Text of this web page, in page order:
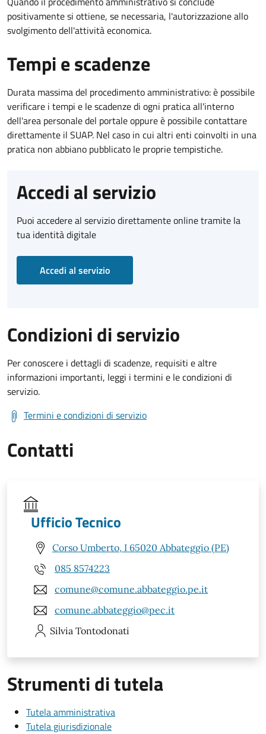
positivamente si ottiene, se necessaria, l'autorizzazione allo
svolgimento dell'attività economica.
Tempi e scadenze
Durata massima del procedimento amministrativo: è possibile
verificare i tempi e le scadenze di ogni pratica all'interno
dell'area personale del portale oppure è possibile contattare
direttamente il SUAP. Nel caso in cui altri enti coinvolti in una
pratica non abbiano pubblicato le proprie tempistiche.
Accedi al servizio
Puoi accedere al servizio direttamente online tramite la
tua identità digitale
Accedi al servizio
Condizioni di servizio
Per conoscere i dettagli di scadenze, requisiti e altre
informazioni importanti, leggi i termini e le condizioni di
servizio.
Termini e condizioni di servizio
Contatti
Ufficio Tecnico
Corso Umberto, I 65020 Abbateggio (PE)
085 8574223
comune@comune.abbateggio.pe.it
comune.abbateggio@pec.it
Silvia Tontodonati
Strumenti di tutela
Tutela amministrativa
Tutela giurisdizionale